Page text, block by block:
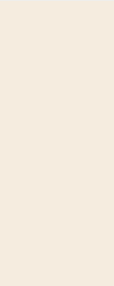
alltmer och
mest god
har legat